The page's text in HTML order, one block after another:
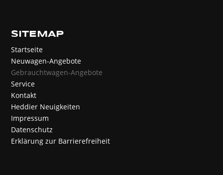
SITEMAP
Startseite
Neuwagen-Angebote
Gebrauchtwagen-Angebote
Service
Kontakt
Heddier Neuigkeiten
Impressum
Datenschutz
Erklärung zur Barrierefreiheit